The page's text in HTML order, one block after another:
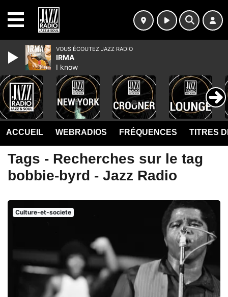
ACCUEIL WEBRADIOS FRÉQUENCES TITRES
Tags - Recherches sur le tag
bobbie-byrd - Jazz Radio
Culture-et-societe
VOUS ÉCOUTEZ JAZZ RADIO
IRMA
I know